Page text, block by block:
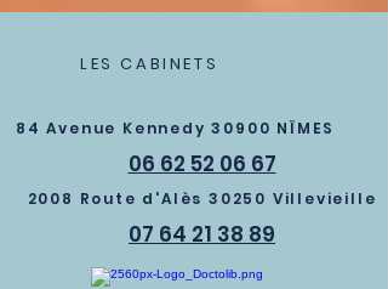
LES CABINETS
84 Avenue Kennedy 30900 NÏMES
06 62 52 06 67
2008 Route d'Alès 30250 Villevieille
07 64 21 38 89